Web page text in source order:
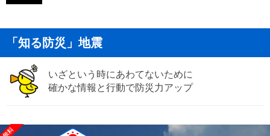
「知る防災」地震
いざという時にあわてないために
確かな情報と行動で防災力アップ